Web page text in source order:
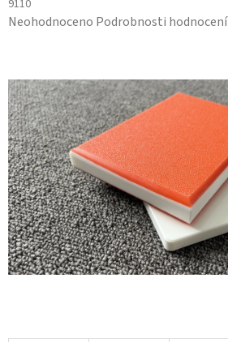
9110
Průměrné
je
0,0
z
5
hvězdiček.
Neohodnoceno Podrobnosti hodnocení